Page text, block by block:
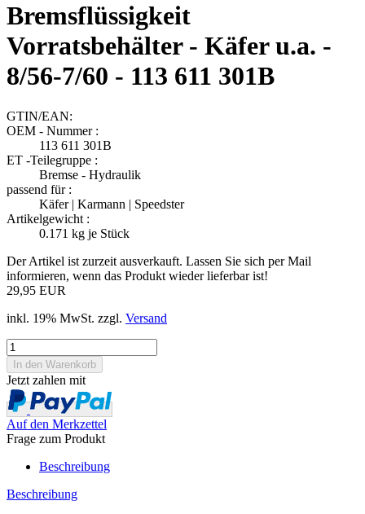
Bremsflüssigkeit
Vorratsbehälter - Käfer u.a. -
8/56-7/60 - 113 611 301B
GTIN/EAN:
OEM - Nummer :
113 611 301B
ET -Teilegruppe :
Bremse - Hydraulik
passend für :
Käfer | Karmann | Speedster
Artikelgewicht :
0.171 kg je Stück
Der Artikel ist zurzeit ausverkauft. Lassen Sie sich per Mail
informieren, wenn das Produkt wieder lieferbar ist!
29,95 EUR
inkl. 19% MwSt. zzgl. Versand
Jetzt zahlen mit
Auf den Merkzettel
Frage zum Produkt
Beschreibung
Beschreibung